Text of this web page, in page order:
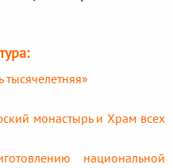
монастырь и Храм всех
национальной